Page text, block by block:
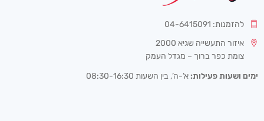
להזמנות: 04-6415091
איזור התעשייה שגיא 2000
צומת כפר ברוך – מגדל העמק
ימים ושעות פעילות: א’-ה’, בין השעות 08:30-16:30